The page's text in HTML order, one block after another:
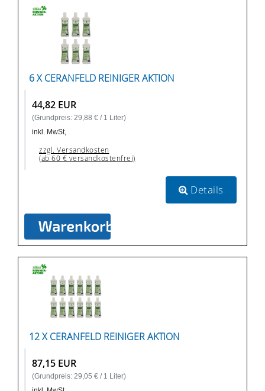
6 X CERANFELD REINIGER AKTION
44,82 EUR
(Grundpreis: 29,88 € / 1 Liter)
inkl. MwSt,
zzgl. Versandkosten
(ab 60 € versandkostenfrei)
Details
12 X CERANFELD REINIGER AKTION
87,15 EUR
(Grundpreis: 29,05 € / 1 Liter)